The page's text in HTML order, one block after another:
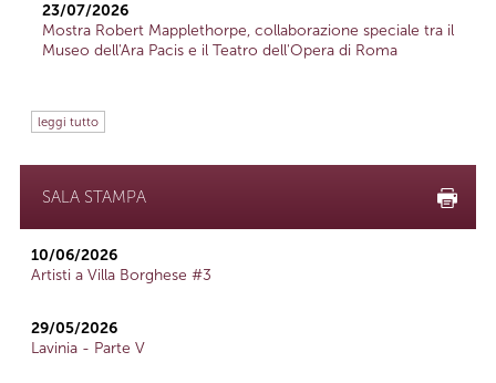
23/07/2026
Mostra Robert Mapplethorpe, collaborazione speciale tra il
Museo dell'Ara Pacis e il Teatro dell'Opera di Roma
leggi tutto
SALA STAMPA
10/06/2026
Artisti a Villa Borghese #3
29/05/2026
Lavinia - Parte V